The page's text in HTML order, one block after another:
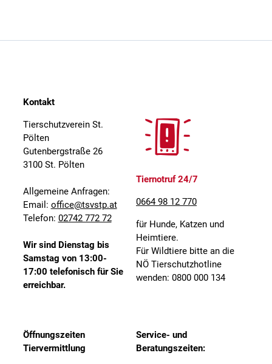
Kontakt
Tierschutzverein St.
Pölten
Gutenbergstraße 26
3100 St. Pölten
Allgemeine Anfragen:
Email: office@tsvstp.at
Telefon: 02742 772 72
Wir sind Dienstag bis
Samstag von 13:00-
17:00 telefonisch für Sie
erreichbar.
Tiernotruf 24/7
0664 98 12 770
für Hunde, Katzen und
Heimtiere.
Für Wildtiere bitte an die
NÖ Tierschutzhotline
wenden: 0800 000 134
Öffnungszeiten
Tiervermittlung
Service- und
Beratungszeiten: